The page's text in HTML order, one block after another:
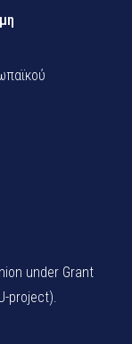
under Grant
project).